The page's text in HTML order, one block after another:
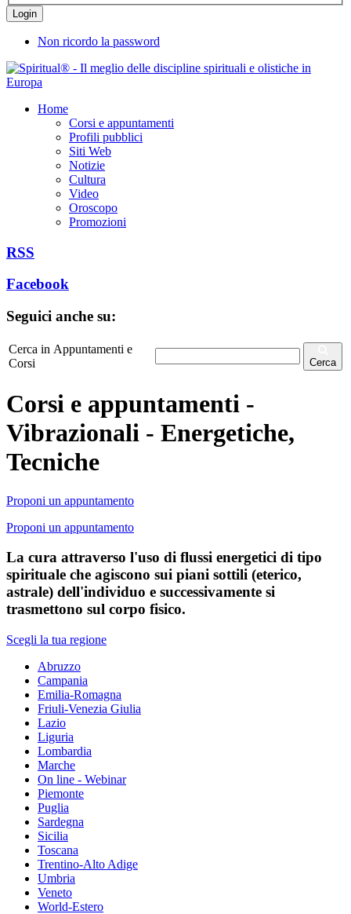
Non ricordo la password
Home
Corsi e appuntamenti
Profili pubblici
Siti Web
Notizie
Cultura
Video
Oroscopo
Promozioni
RSS
Facebook
Seguici anche su:
Cerca in Appuntamenti e
Corsi
Cerca
Corsi e appuntamenti -
Vibrazionali - Energetiche,
Tecniche
Proponi un appuntamento
Proponi un appuntamento
La cura attraverso l'uso di flussi energetici di tipo
spirituale che agiscono sui piani sottili (eterico,
astrale) dell'individuo e successivamente si
trasmettono sul corpo fisico.
Scegli la tua regione
Abruzzo
Campania
Emilia-Romagna
Friuli-Venezia Giulia
Lazio
Liguria
Lombardia
Marche
On line - Webinar
Piemonte
Puglia
Sardegna
Sicilia
Toscana
Trentino-Alto Adige
Umbria
Veneto
World-Estero